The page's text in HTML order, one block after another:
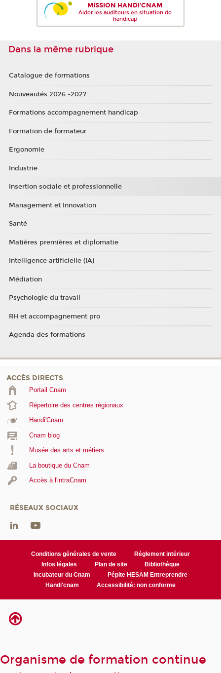
MISSION HANDI'CNAM
Aider les auditeurs en situation de
handicap
Dans la même rubrique
Catalogue de formations
Nouveautés 2026 -2027
Formations accompagnement handicap
Formation de formateur
Ergonomie
Industrie
Insertion sociale et professionnelle
Management et Innovation
Santé
Matières premières et diplomatie
Intelligence artificielle (IA)
Médiation
Psychologie du travail
RH et accompagnement pro
Agenda des formations
ACCÈS DIRECTS
Portail Cnam
Répertoire des centres régionaux
Handi'Cnam
Cnam blog
Musée des arts et métiers
La boutique du Cnam
Accès à l'intraCnam
RÉSEAUX SOCIAUX
Conditions générales de vente
Règlement intérieur
Infos légales
Plan de site
Bibliothèque
Incubateur du Cnam
Pépite HESAM Entreprendre
Handi'cnam
Accessibilité: non conforme
Organisme de formation continue